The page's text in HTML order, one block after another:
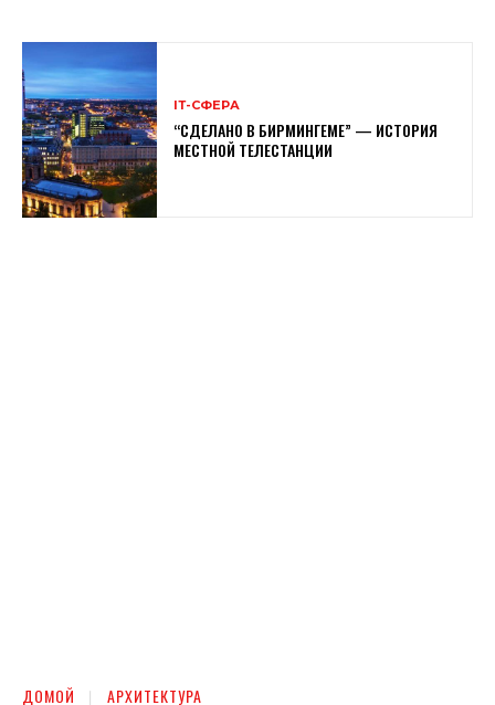
ІТ-СФЕРА
“СДЕЛАНО В БИРМИНГЕМЕ” — ИСТОРИЯ
МЕСТНОЙ ТЕЛЕСТАНЦИИ